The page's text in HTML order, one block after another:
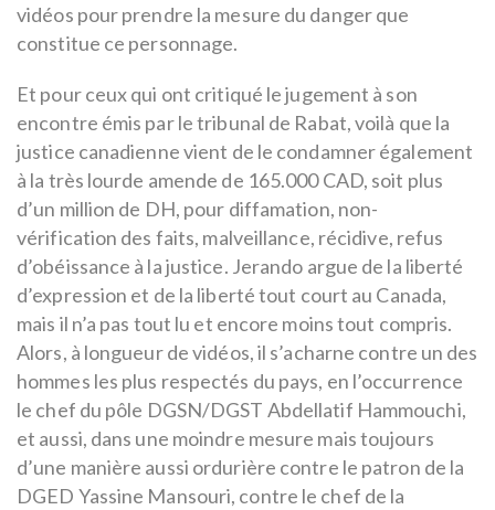
vidéos pour prendre la mesure du danger que
constitue ce personnage.
Et pour ceux qui ont critiqué le jugement à son
encontre émis par le tribunal de Rabat, voilà que la
justice canadienne vient de le condamner également
à la très lourde amende de 165.000 CAD, soit plus
d’un million de DH, pour diffamation, non-
vérification des faits, malveillance, récidive, refus
d’obéissance à la justice. Jerando argue de la liberté
d’expression et de la liberté tout court au Canada,
mais il n’a pas tout lu et encore moins tout compris.
Alors, à longueur de vidéos, il s’acharne contre un des
hommes les plus respectés du pays, en l’occurrence
le chef du pôle DGSN/DGST Abdellatif Hammouchi,
et aussi, dans une moindre mesure mais toujours
d’une manière aussi ordurière contre le patron de la
DGED Yassine Mansouri, contre le chef de la